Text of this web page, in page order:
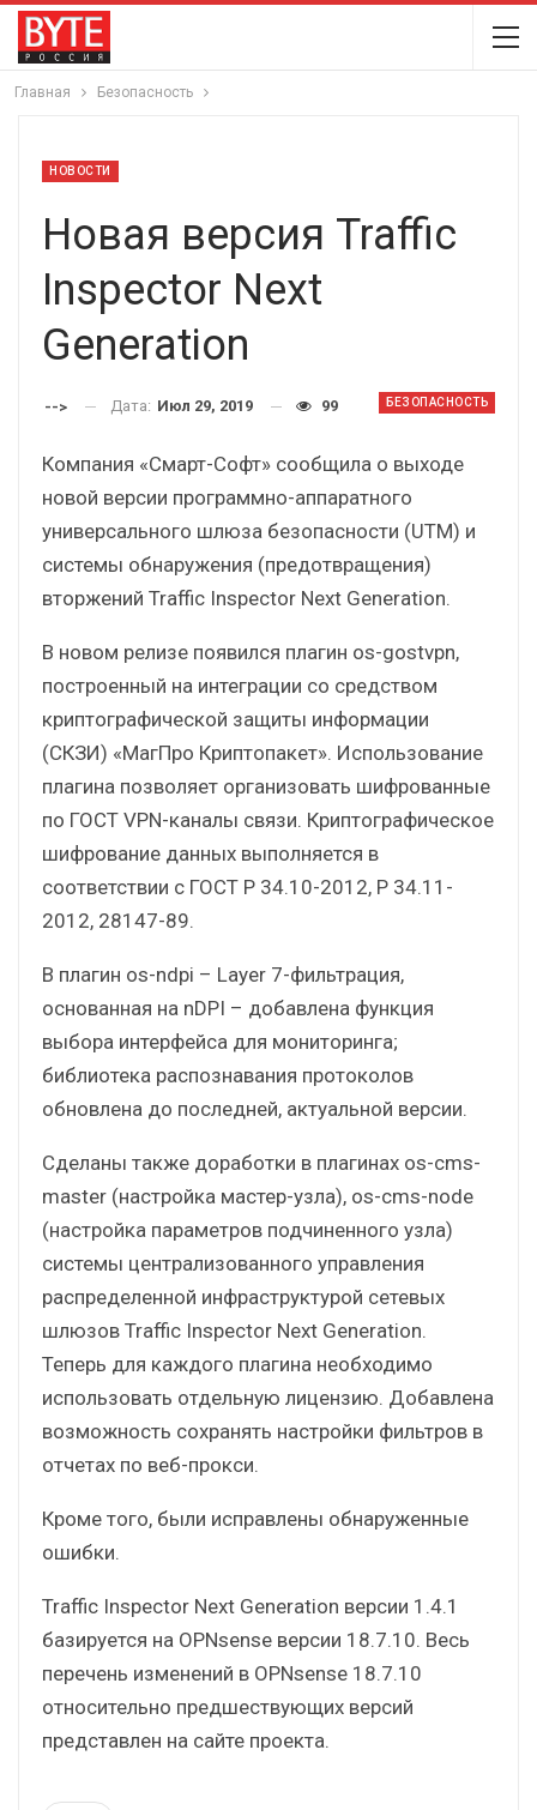
Главная Безопасность
НОВОСТИ
Новая версия Traffic
Inspector Next
Generation
БЕЗОПАСНОСТЬ
--> Дата: Июл 29, 2019 99
Компания «Смарт-Софт» сообщила о выходе
новой версии программно-аппаратного
универсального шлюза безопасности (UTM) и
системы обнаружения (предотвращения)
вторжений Traffic Inspector Next Generation.
В новом релизе появился плагин os-gostvpn,
построенный на интеграции со средством
криптографической защиты информации
(СКЗИ) «МагПро Криптопакет». Использование
плагина позволяет организовать шифрованные
по ГОСТ VPN-каналы связи. Криптографическое
шифрование данных выполняется в
соответствии с ГОСТ Р 34.10-2012, P 34.11-
2012, 28147-89.
В плагин os-ndpi – Layer 7-фильтрация,
основанная на nDPI – добавлена функция
выбора интерфейса для мониторинга;
библиотека распознавания протоколов
обновлена до последней, актуальной версии.
Сделаны также доработки в плагинах os-cms-
master (настройка мастер-узла), os-cms-node
(настройка параметров подчиненного узла)
системы централизованного управления
распределенной инфраструктурой сетевых
шлюзов Traffic Inspector Next Generation.
Теперь для каждого плагина необходимо
использовать отдельную лицензию. Добавлена
возможность сохранять настройки фильтров в
отчетах по веб-прокси.
Кроме того, были исправлены обнаруженные
ошибки.
Traffic Inspector Next Generation версии 1.4.1
базируется на OPNsense версии 18.7.10. Весь
перечень изменений в OPNsense 18.7.10
относительно предшествующих версий
представлен на сайте проекта.